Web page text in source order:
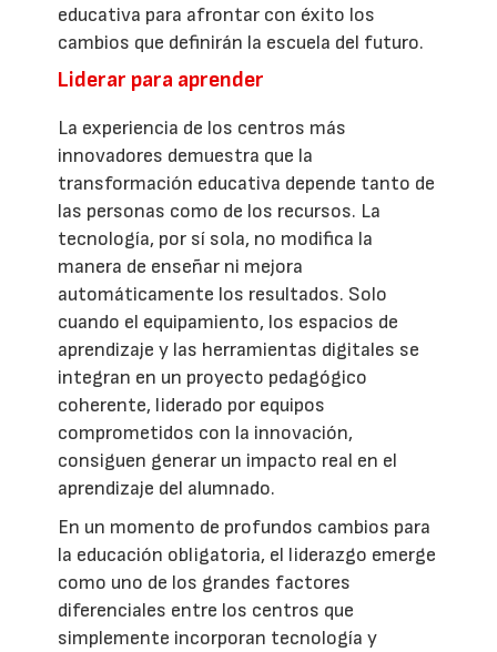
educativa para afrontar con éxito los
cambios que definirán la escuela del futuro.
Liderar para aprender
La experiencia de los centros más
innovadores demuestra que la
transformación educativa depende tanto de
las personas como de los recursos. La
tecnología, por sí sola, no modifica la
manera de enseñar ni mejora
automáticamente los resultados. Solo
cuando el equipamiento, los espacios de
aprendizaje y las herramientas digitales se
integran en un proyecto pedagógico
coherente, liderado por equipos
comprometidos con la innovación,
consiguen generar un impacto real en el
aprendizaje del alumnado.
En un momento de profundos cambios para
la educación obligatoria, el liderazgo emerge
como uno de los grandes factores
diferenciales entre los centros que
simplemente incorporan tecnología y